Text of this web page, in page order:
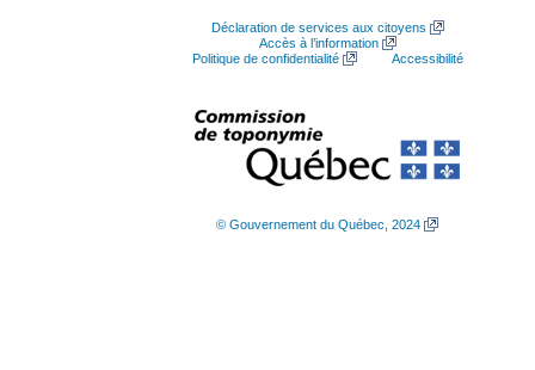
Déclaration de services aux citoyens
Accès à l’information
Politique de confidentialité
Accessibilité
© Gouvernement du Québec, 2024